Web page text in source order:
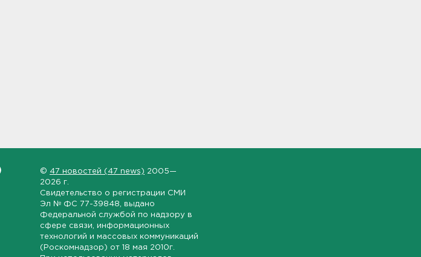
© 47 новостей (47 news) 2005—
2026 г.
Свидетельство о регистрации СМИ
Эл № ФС 77-39848 , выдано
Федеральной службой по надзору в
сфере связи, информационных
технологий и массовых коммуникаций
(Роскомнадзор) от 18 мая 2010г.